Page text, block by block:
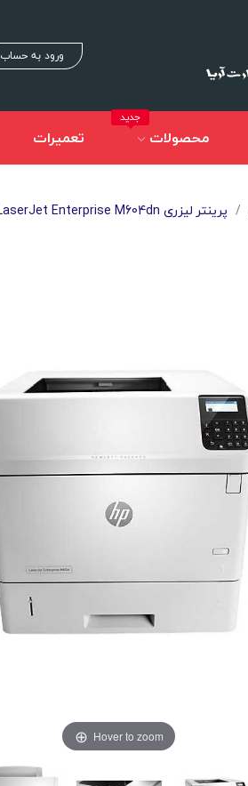
ورود به حساب
محصولات
جدید
تعمیرات
پرینتر لیزری Hp LaserJet Enterprise M604dn
Hover to zoom